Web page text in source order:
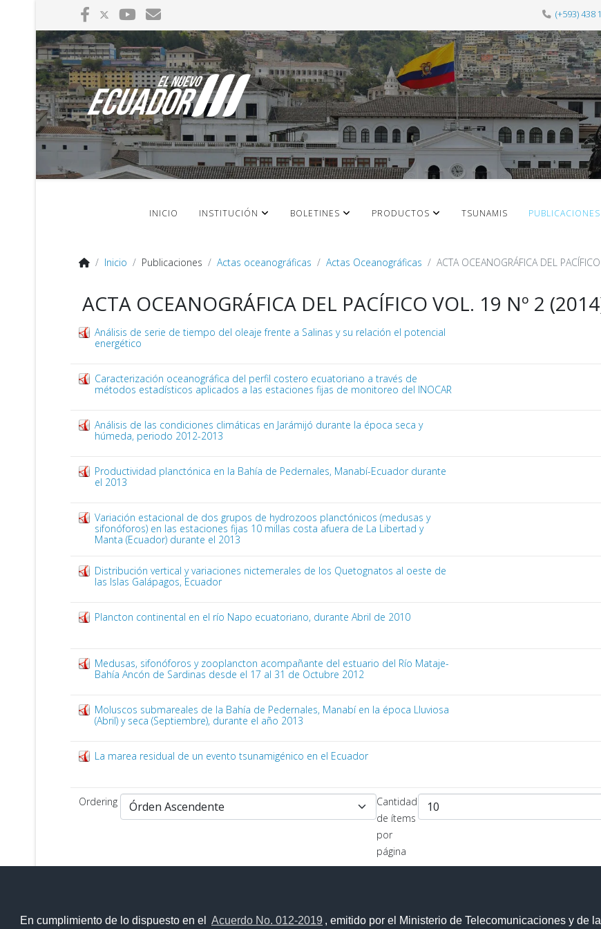
En cumplimiento de lo dispuesto en el Acuerdo No. 012-2019 , emitido por el Ministerio de Telecomunicaciones y de
(+593) 438
INICIO INSTITUCIÓN BOLETINES PRODUCTOS TSUNAMIS PUBLICACIONES
Inicio Publicaciones Actas oceanográficas Actas Oceanográficas ACTA OCEANOGRÁFICA DEL
ACTA OCEANOGRÁFICA DEL PACÍFICO VOL. 19 Nº 2
Análisis de serie de tiempo del oleaje frente a Salinas y su relación el potencial
energético
Caracterización oceanográfica del perfil costero ecuatoriano a través de
métodos estadísticos aplicados a las estaciones fijas de monitoreo del INOCAR
Análisis de las condiciones climáticas en Jarámijó durante la época seca y
húmeda, periodo 2012-2013
Productividad planctónica en la Bahía de Pedernales, Manabí-Ecuador durante
el 2013
Variación estacional de dos grupos de hydrozoos planctónicos (medusas y
sifonóforos) en las estaciones fijas 10 millas costa afuera de La Libertad y
Manta (Ecuador) durante el 2013
Distribución vertical y variaciones nictemerales de los Quetognatos al oeste de
las Islas Galápagos, Ecuador
Plancton continental en el río Napo ecuatoriano, durante Abril de 2010
Medusas, sifonóforos y zooplancton acompañante del estuario del Río Mataje-
Bahía Ancón de Sardinas desde el 17 al 31 de Octubre 2012
Moluscos submareales de la Bahía de Pedernales, Manabí en la época Lluviosa
(Abril) y seca (Septiembre), durante el año 2013
La marea residual de un evento tsunamigénico en el Ecuador
Ordering
Cantidad
de ítems
por
página